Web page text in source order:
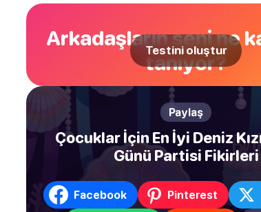
Arkadaşların seni ne
tanıyor?
Testini oluştur
Paylaş
Çocuklar İçin En İyi Deniz
Günü Partisi Fikirleri
Facebook Pinterest